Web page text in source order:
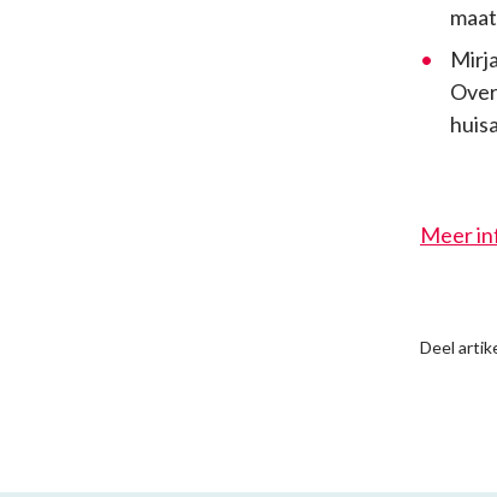
Meer
Deel